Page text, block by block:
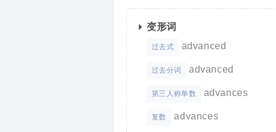
变形词
过去式 advanced
过去分词 advanced
第三人称单数 advances
复数 advances